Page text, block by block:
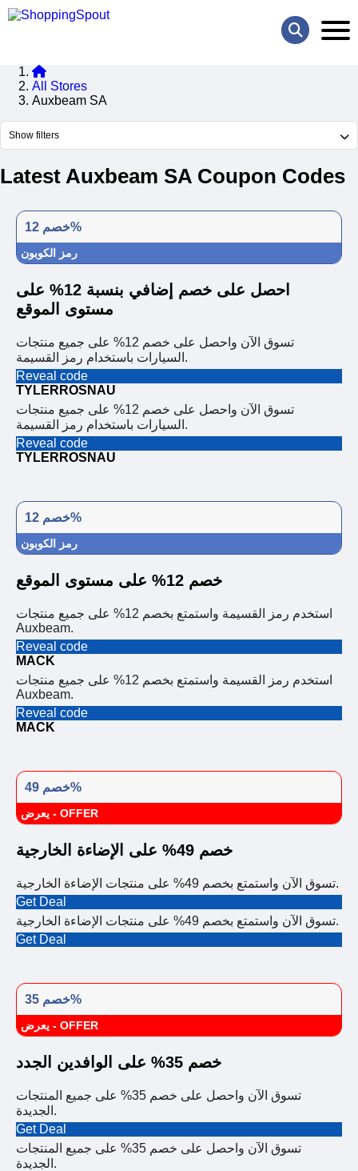
All Stores
Auxbeam SA
Show filters
Latest Auxbeam SA Coupon Codes
خصم 12%
رمز الكوبون
احصل على خصم إضافي بنسبة 12% على
مستوى الموقع
تسوق الآن واحصل على خصم 12% على جميع منتجات
السيارات باستخدام رمز القسيمة.
Reveal code
TYLERROSNAU
تسوق الآن واحصل على خصم 12% على جميع منتجات
السيارات باستخدام رمز القسيمة.
Reveal code
TYLERROSNAU
خصم 12%
رمز الكوبون
خصم 12% على مستوى الموقع
استخدم رمز القسيمة واستمتع بخصم 12% على جميع منتجات
Auxbeam.
Reveal code
MACK
استخدم رمز القسيمة واستمتع بخصم 12% على جميع منتجات
Auxbeam.
Reveal code
MACK
خصم 49%
يعرض - OFFER
خصم 49% على الإضاءة الخارجية
تسوق الآن واستمتع بخصم 49% على منتجات الإضاءة الخارجية.
Get Deal
تسوق الآن واستمتع بخصم 49% على منتجات الإضاءة الخارجية.
Get Deal
خصم 35%
يعرض - OFFER
خصم 35% على الوافدين الجدد
تسوق الآن واحصل على خصم 35% على جميع المنتجات
الجديدة.
Get Deal
تسوق الآن واحصل على خصم 35% على جميع المنتجات
الجديدة.